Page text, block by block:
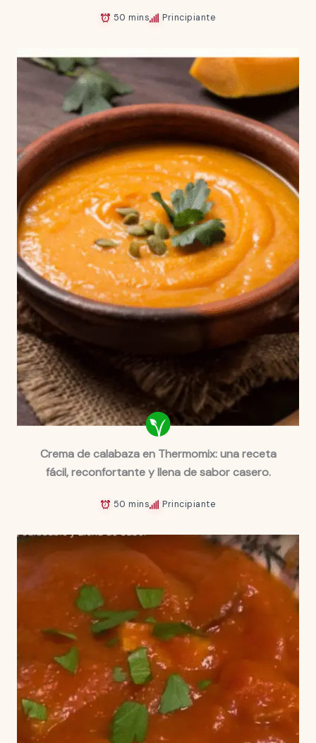
50 mins Principiante
Crema de calabaza en Thermomix: una receta
fácil, reconfortante y llena de sabor casero.
50 mins Principiante